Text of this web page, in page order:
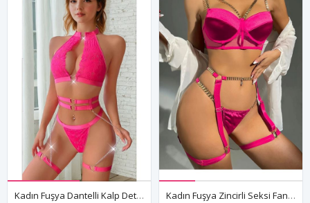
Kadın Fuşya Dantelli Kalp Detaylı Seksi İç Giyim Seti Zincirli İç Çamaşır Takım Kadın Fuşya Zincirli Seksi Fantezi Sütyen String Jartiyer İç Çamaşırı Takımı